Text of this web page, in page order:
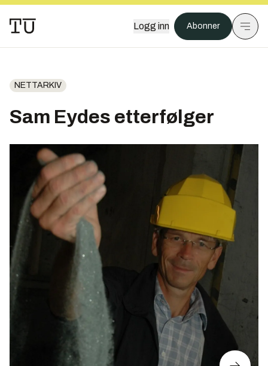
Logg inn Abonner
NETTARKIV
Sam Eydes etterfølger